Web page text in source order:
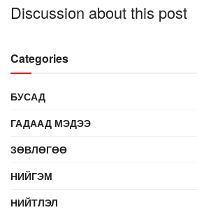
Discussion about this post
Categories
БУСАД
ГАДААД МЭДЭЭ
ЗӨВЛӨГӨӨ
НИЙГЭМ
НИЙТЛЭЛ